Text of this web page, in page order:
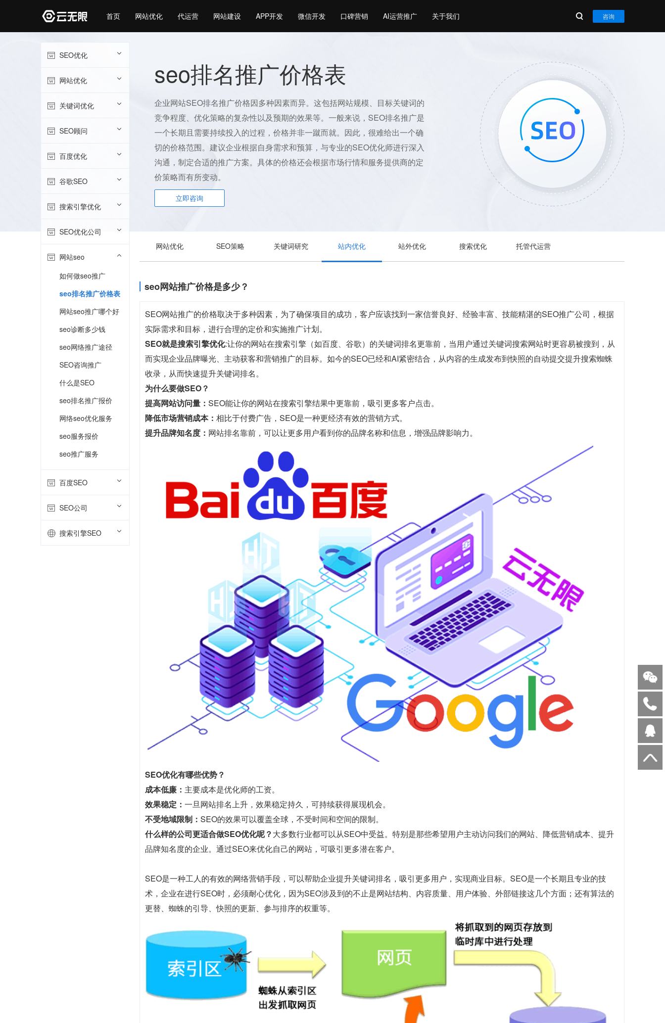
首页 网站优化 代运营 网站建设 APP开发 微信开发 口碑营销 AI运营推广 关于我们 咨询
seo排名推广价格表
企业网站SEO排名推广价格因多种因素而异。这包括网站规模、目标关键词的
竞争程度、优化策略的复杂性以及预期的效果等。一般来说，SEO排名推广是
一个长期且需要持续投入的过程，价格并非一蹴而就。因此，很难给出一个确
切的价格范围。建议企业根据自身需求和预算，与专业的SEO优化师进行深入
沟通，制定合适的推广方案。具体的价格还会根据市场行情和服务提供商的定
价策略而有所变动。
立即咨询
SEO优化
网站优化
关键词优化
SEO顾问
百度优化
谷歌SEO
搜索引擎优化
SEO优化公司
网站seo
如何做seo推广
seo排名推广价格表
网站seo推广哪个好
seo诊断多少钱
seo网络推广途径
SEO咨询推广
什么是SEO
seo排名推广报价
网络seo优化服务
seo服务报价
seo推广服务
百度SEO
SEO公司
搜索引擎SEO
网站优化 SEO策略 关键词研究 站内优化 站外优化 搜索优化 托管代运营
seo网站推广价格是多少？
SEO网站推广的价格取决于多种因素，为了确保项目的成功，客户应该找到一家信誉良好、经验丰富、技能精湛的SEO推广公司，根据
实际需求和目标，进行合理的定价和实施推广计划。
SEO就是搜索引擎优化:让你的网站在搜索引擎（如百度、谷歌）的关键词排名更靠前，当用户通过关键词搜索网站时更容易被搜到，从
而实现企业品牌曝光、主动获客和营销推广的目标。如今的SEO已经和AI紧密结合，从内容的生成发布到快照的自动提交提升搜索蜘蛛
收录，从而快速提升关键词排名。
为什么要做SEO？
提高网站访问量： SEO能让你的网站在搜索引擎结果中更靠前，吸引更多客户点击。
降低市场营销成本： 相比于付费广告，SEO是一种更经济有效的营销方式。
提升品牌知名度： 网站排名靠前，可以让更多用户看到你的品牌名称和信息，增强品牌影响力。
SEO优化有哪些优势？
成本低廉： 主要成本是优化师的工资。
效果稳定： 一旦网站排名上升，效果稳定持久，可持续获得展现机会。
不受地域限制： SEO的效果可以覆盖全球，不受时间和空间的限制。
什么样的公司更适合做SEO优化呢？大多数行业都可以从SEO中受益。特别是那些希望用户主动访问我们的网站、降低营销成本、提升
品牌知名度的企业。通过SEO来优化自己的网站，可吸引更多潜在客户。
SEO是一种工人的有效的网络营销手段，可以帮助企业提升关键词排名，吸引更多用户，实现商业目标。SEO是一个长期且专业的技
术，企业在进行SEO时，必须耐心优化，因为SEO涉及到的不止是网站结构、内容质量、用户体验、外部链接这几个方面；还有算法的
更替、蜘蛛的引导、快照的更新、参与排序的权重等。